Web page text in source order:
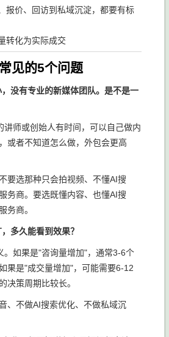
报价、回访到私域沉淀，都要有标
转化为实际成交
见的5个问题
没有专业的新媒体团队。是不是一
讲师或创始人有时间，可以自己做内
或者不知道怎么做，外包会更高
要选那种只会拍视频、不懂AI搜
务商。要选既懂内容、也懂AI搜
务商。
多久能看到效果？
。如果是"咨询量增加"，通常3-6个
果是"成交量增加"，可能需要6-12
决策周期比较长。
、不做AI搜索优化、不做私域沉